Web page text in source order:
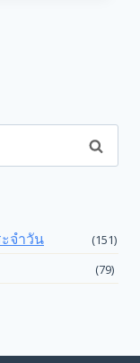
ค้นหา
จำวัน (151)
(79)